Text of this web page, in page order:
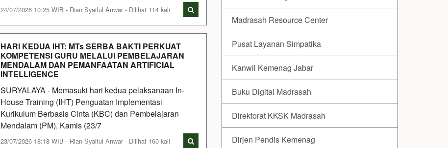
24/07/2026 10:25 WIB - Rian Syaiful Anwar - Dilihat 114 kali
HARI KEDUA IHT: MTs SERBA BAKTI PERKUAT
KOMPETENSI GURU MELALUI PEMBELAJARAN
MENDALAM DAN PEMANFAATAN ARTIFICIAL
INTELLIGENCE
SURYALAYA - Memasuki hari kedua pelaksanaan In-
House Training (IHT) Penguatan Implementasi
Kurikulum Berbasis Cinta (KBC) dan Pembelajaran
Mendalam (PM), Kamis (23/7
23/07/2026 18:18 WIB - Rian Syaiful Anwar - Dilihat 160 kali
Madrasah Resource Center
Pusat Layanan Simpatika
Kanwil Kemenag Jabar
Buku Digital Madrasah
Direktorat KKSK Madrasah
Dirjen Pendis Kemenag